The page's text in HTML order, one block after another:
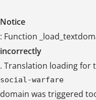
Notice
: Function
incorrectly
. Translation loading for
social-warfare
domain was triggered